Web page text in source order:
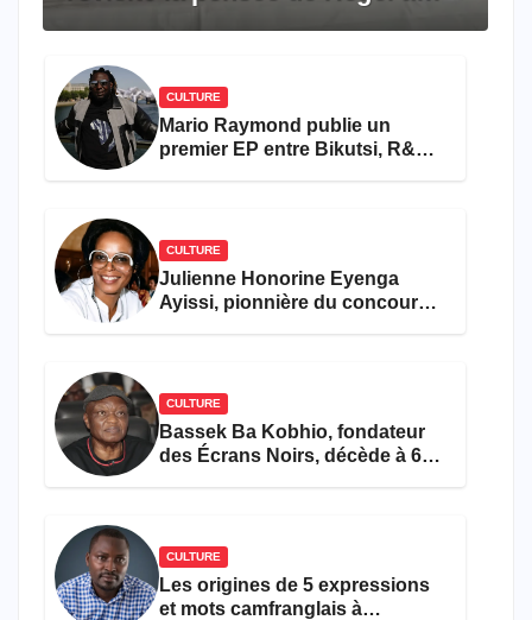
CULTURE
Mario Raymond publie un
premier EP entre Bikutsi, R&B
CULTURE
Julienne Honorine Eyenga
Ayissi, pionnière du concours
CULTURE
Bassek Ba Kobhio, fondateur
des Écrans Noirs, décède à 69
CULTURE
Les origines de 5 expressions
et mots camfranglais à